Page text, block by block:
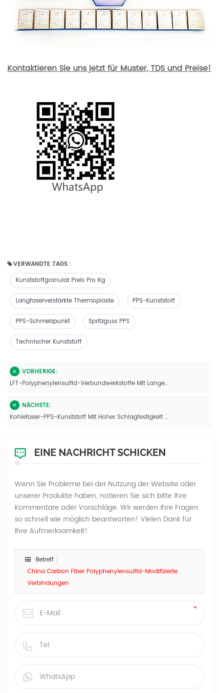
Kontaktieren Sie uns jetzt für Muster, TDS und Preise!
VERWANDTE TAGS :
Kunststoffgranulat Preis Pro Kg
Langfaserverstärkte Thermoplaste PPS-Kunststoff
PPS-Schmelzpunkt Spritzguss PPS
Technischer Kunststoff
VORHERIGE:
LFT-Polyphenylensulfid-Verbundwerkstoffe Mit Langer Kohlenstofffaserfüllung
NÄCHSTE:
Kohlefaser-PPS-Kunststoff Mit Hoher Schlagfestigkeit Für Den Maschinenbau
EINE NACHRICHT SCHICKEN
Wenn Sie Probleme bei der Nutzung der Website oder
unserer Produkte haben, notieren Sie sich bitte Ihre
Kommentare oder Vorschläge. Wir werden Ihre Fragen
so schnell wie möglich beantworten! Vielen Dank für
Ihre Aufmerksamkeit!
Betreff :
China Carbon Fiber Polyphenylensulfid-Modifizierte
Verbindungen